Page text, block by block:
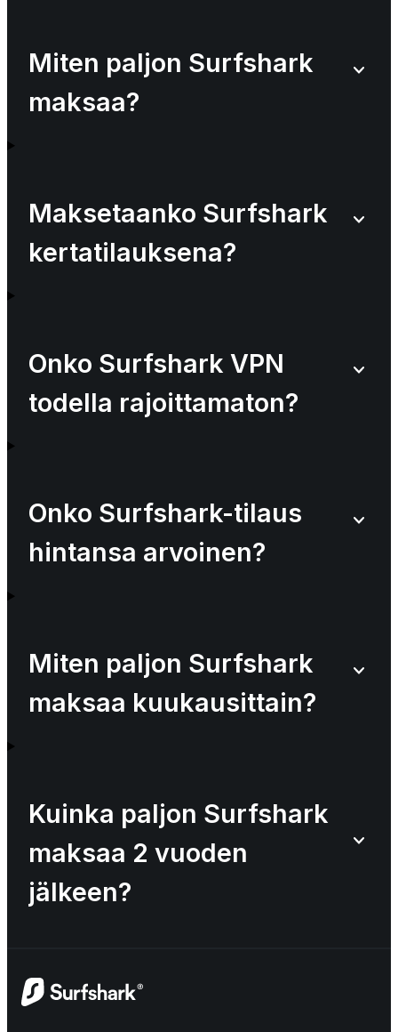
Miten paljon Surfshark
maksaa?
Maksetaanko Surfshark
kertatilauksena?
Onko Surfshark VPN
todella rajoittamaton?
Onko Surfshark-tilaus
hintansa arvoinen?
Miten paljon Surfshark
maksaa kuukausittain?
Kuinka paljon Surfshark
maksaa 2 vuoden
jälkeen?